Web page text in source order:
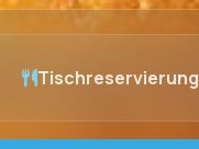
Tischreservierung